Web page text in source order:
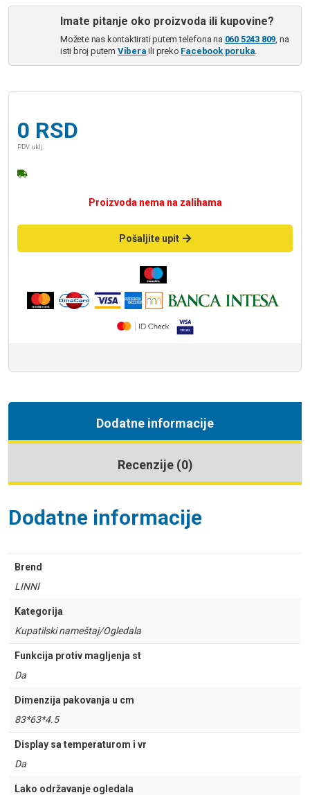
Imate pitanje oko proizvoda ili kupovine?
Možete nas kontaktirati putem telefona na 060 5243 809, na
isti broj putem Vibera ili preko Facebook poruka.
0 RSD
PDV uklj.
Proizvoda nema na zalihama
Pošaljite upit
Dodatne informacije
Recenzije (0)
Dodatne informacije
Brend
LINNI
Kategorija
Kupatilski nameštaj/Ogledala
Funkcija protiv magljenja st
Da
Dimenzija pakovanja u cm
83*63*4.5
Display sa temperaturom i vr
Da
Lako održavanje ogledala